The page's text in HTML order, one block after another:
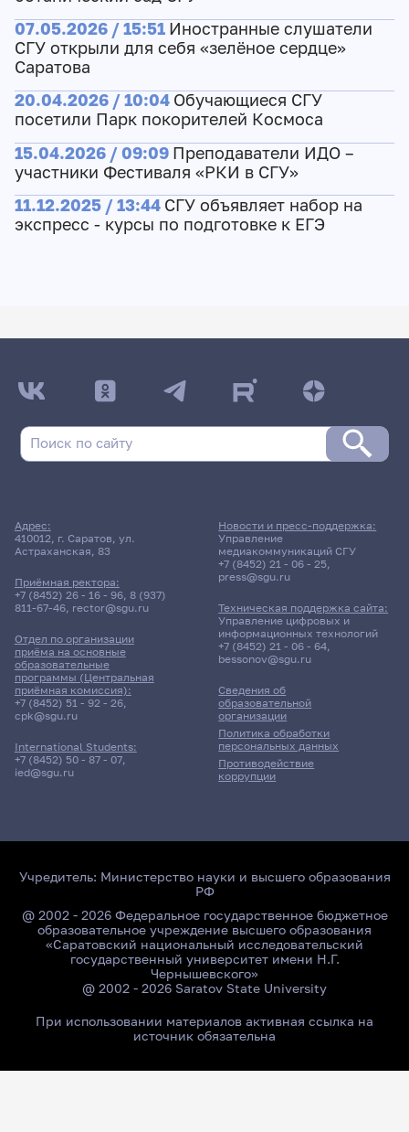
07.05.2026 / 15:51 Иностранные слушатели
СГУ открыли для себя «зелёное сердце»
Саратова
20.04.2026 / 10:04 Обучающиеся СГУ
посетили Парк покорителей Космоса
15.04.2026 / 09:09 Преподаватели ИДО –
участники Фестиваля «РКИ в СГУ»
11.12.2025 / 13:44 СГУ объявляет набор на
экспресс - курсы по подготовке к ЕГЭ
Адрес:
410012, г. Саратов, ул.
Астраханская, 83
Приёмная ректора:
+7 (8452) 26 - 16 - 96, 8 (937)
811-67-46, rector@sgu.ru
Отдел по организации
приёма на основные
образовательные
программы (Центральная
приёмная комиссия):
+7 (8452) 51 - 92 - 26,
cpk@sgu.ru
International Students:
+7 (8452) 50 - 87 - 07,
ied@sgu.ru
Сведения об
образовательной
организации
Политика обработки
персональных данных
Противодействие
коррупции
Новости и пресс-поддержка:
Управление
медиакоммуникаций СГУ
+7 (8452) 21 - 06 - 25,
press@sgu.ru
Техническая поддержка сайта:
Управление цифровых и
информационных технологий
+7 (8452) 21 - 06 - 64,
bessonov@sgu.ru
Учредитель: Министерство науки и высшего образования
РФ
@ 2002 - 2026 Федеральное государственное бюджетное
образовательное учреждение высшего образования
«Саратовский национальный исследовательский
государственный университет имени Н.Г.
Чернышевского»
@ 2002 - 2026 Saratov State University
При использовании материалов активная ссылка на
источник обязательна